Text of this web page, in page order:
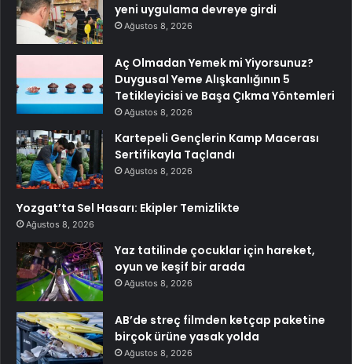
yeni uygulama devreye girdi
Ağustos 8, 2026
Aç Olmadan Yemek mi Yiyorsunuz?
Duygusal Yeme Alışkanlığının 5
Tetikleyicisi ve Başa Çıkma Yöntemleri
Ağustos 8, 2026
Kartepeli Gençlerin Kamp Macerası
Sertifikayla Taçlandı
Ağustos 8, 2026
Yozgat’ta Sel Hasarı: Ekipler Temizlikte
Ağustos 8, 2026
Yaz tatilinde çocuklar için hareket,
oyun ve keşif bir arada
Ağustos 8, 2026
AB’de streç filmden ketçap paketine
birçok ürüne yasak yolda
Ağustos 8, 2026